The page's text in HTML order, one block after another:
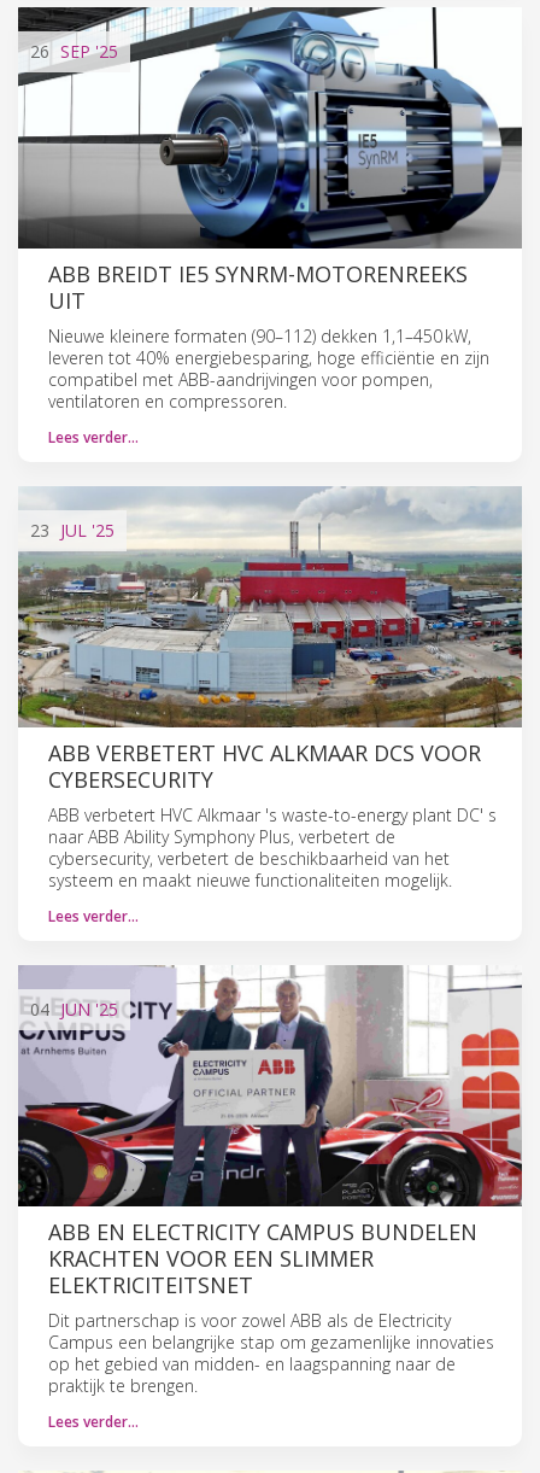
26 SEP'25
ABB BREIDT IE5 SYNRM-MOTORENREEKS
UIT
Nieuwe kleinere formaten (90–112) dekken 1,1–450 kW,
leveren tot 40% energiebesparing, hoge efficiëntie en zijn
compatibel met ABB-aandrijvingen voor pompen,
ventilatoren en compressoren.
Lees verder…
23 JUL '25
ABB VERBETERT HVC ALKMAAR DCS VOOR
CYBERSECURITY
ABB verbetert HVC Alkmaar 's waste-to-energy plant DC' s
naar ABB Ability Symphony Plus, verbetert de
cybersecurity, verbetert de beschikbaarheid van het
systeem en maakt nieuwe functionaliteiten mogelijk.
Lees verder…
04 JUN'25
ABB EN ELECTRICITY CAMPUS BUNDELEN
KRACHTEN VOOR EEN SLIMMER
ELEKTRICITEITSNET
Dit partnerschap is voor zowel ABB als de Electricity
Campus een belangrijke stap om gezamenlijke innovaties
op het gebied van midden- en laagspanning naar de
praktijk te brengen.
Lees verder…